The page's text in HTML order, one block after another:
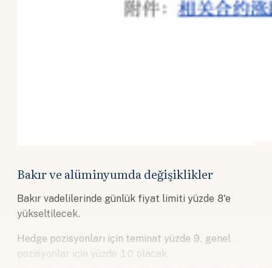
Bakır ve alüminyumda değişiklikler
Bakır vadelilerinde günlük fiyat limiti yüzde 8'e
yükseltilecek.
Hedge pozisyonları için teminat yüzde 9, genel
pozisyonlar için yüzde 10 olacak.